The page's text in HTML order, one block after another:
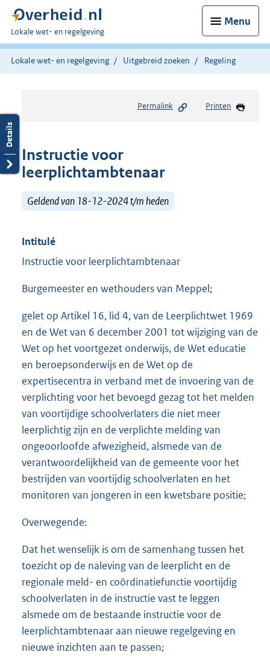
Menu
U
bent
hier:
Lokale wet- en regelgeving
Lokale wet- en regelgeving Uitgebreid zoeken Regeling
Permalink Printen
Instructie voor
leerplichtambtenaar
Geldend van 18-12-2024 t/m heden
Intitulé
Instructie voor leerplichtambtenaar
Burgemeester en wethouders van Meppel;
gelet op Artikel 16, lid 4, van de Leerplichtwet 1969
en de Wet van 6 december 2001 tot wijziging van de
Wet op het voortgezet onderwijs, de Wet educatie
en beroepsonderwijs en de Wet op de
expertisecentra in verband met de invoering van de
verplichting voor het bevoegd gezag tot het melden
van voortijdige schoolverlaters die niet meer
leerplichtig zijn en de verplichte melding van
ongeoorloofde afwezigheid, alsmede van de
verantwoordelijkheid van de gemeente voor het
bestrijden van voortijdig schoolverlaten en het
monitoren van jongeren in een kwetsbare positie;
Overwegende:
Dat het wenselijk is om de samenhang tussen het
toezicht op de naleving van de leerplicht en de
regionale meld- en coördinatiefunctie voortijdig
schoolverlaten in de instructie vast te leggen
alsmede om de bestaande instructie voor de
leerplichtambtenaar aan nieuwe regelgeving en
nieuwe inzichten aan te passen;